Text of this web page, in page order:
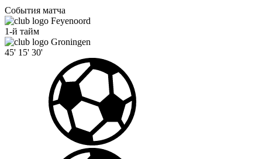
События матча
Feyenoord
1-й тайм
Groningen
45' 15' 30'